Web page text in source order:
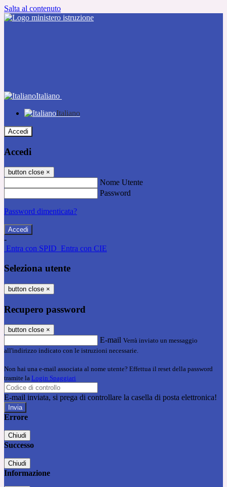
Salta al contenuto
Italiano
Italiano
Accedi
Accedi
button close ×
Nome Utente
Password
Password dimenticata?
-
Entra con SPID Entra con CIE
Seleziona utente
button close ×
Recupero password
button close ×
E-mail Verrà inviato un messaggio
all'indirizzo indicato con le istruzioni necessarie.
Non hai una e-mail associata al nome utente? Effettua il reset della password
tramite la Login Spaggiari
E-mail inviata, si prega di controllare la casella di posta elettronica!
Errore
Chiudi
Successo
Chiudi
Informazione